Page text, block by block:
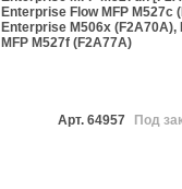
Enterprise Flow MFP M527c
Enterprise M506x
MFP M527f (F2A77A)
Арт. 64957 Под